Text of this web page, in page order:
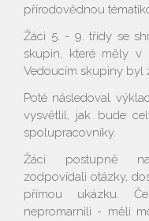
přírodovědnou
Žáci 5. - 9. třídy se
skupin, které měly v
Vedoucím skupiny byl
Poté následoval
vysvětlil, jak bude
spolupracovníky.
Žáci postupně
zodpovídali otázky,
přímou ukázku.
nepromarnili - měli